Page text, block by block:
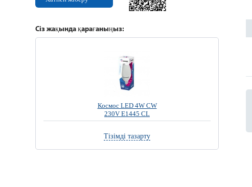
Сіз жақында қарағаныңыз:
Космос LED 4W CW
230V E1445 CL
Тізімді тазарту